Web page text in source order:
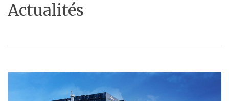
Actualités